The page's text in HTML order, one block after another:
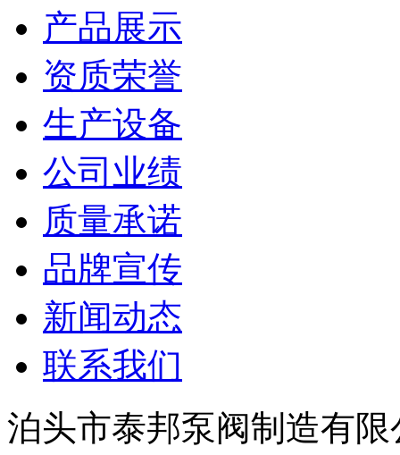
产品展示
资质荣誉
生产设备
公司业绩
质量承诺
品牌宣传
新闻动态
联系我们
泊头市泰邦泵阀制造有